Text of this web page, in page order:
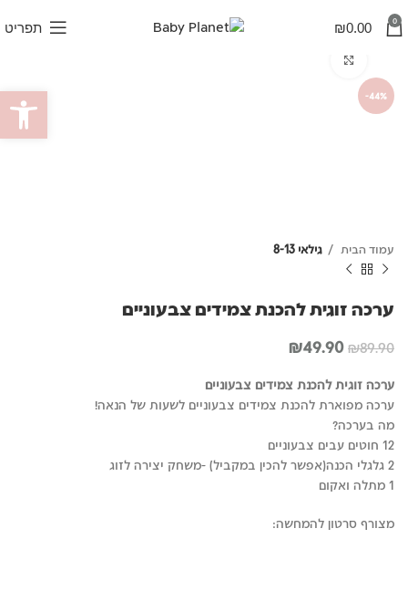
0
₪0.00 תפריט
-44%
עמוד הבית גילאי 8-13
ערכה זוגית להכנת צמידים צבעוניים
₪89.90
המחיר
היה:
₪89.90.
₪49.90
המחיר
הוא:
₪49.90.
ערכה זוגית להכנת צמידים צבעוניים
ערכה מפוארת להכנת צמידים צבעוניים לשעות של הנאה!
מה בערכה?
12 חוטים עבים צבעוניים
2 גלגלי הכנה(אפשר להכין במקביל) -משחק יצירה לזוג
1 מתלה ואקום
מצורף סרטון להמחשה:
פתח